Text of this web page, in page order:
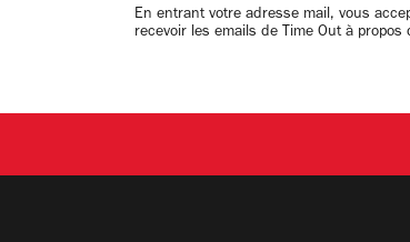
email
En entrant votre adresse mail, vous
recevoir les emails de Time Out à